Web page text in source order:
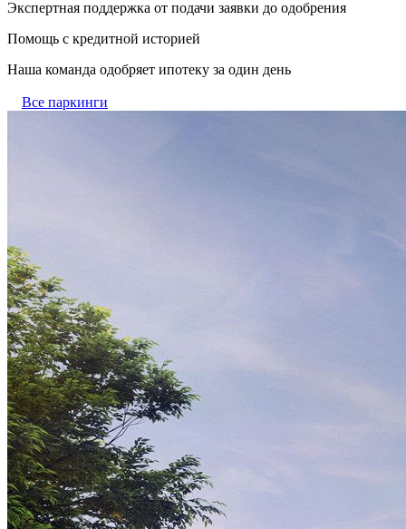
Экспертная поддержка от подачи заявки до одобрения
Помощь с кредитной историей
Наша команда одобряет ипотеку за один день
Все паркинги